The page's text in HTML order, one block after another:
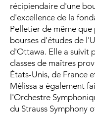
récipiendaire d'une
d'excellence de la
Pelletier de même que
bourses d'études de
d'Ottawa. Elle a suivit
classes de maîtres
États-Unis, de France
Mélissa a également
l'Orchestre
du Strauss Symphony